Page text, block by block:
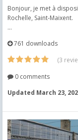
Bonjour, je met à
Rochelle, Saint-Maixent.
...
761 downloads
(3
0 comments
Updated March 23,